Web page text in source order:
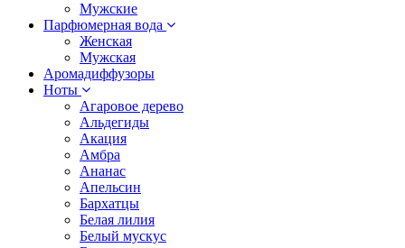
Мужские
Парфюмерная вода
Женская
Мужская
Аромадиффузоры
Ноты
Агаровое дерево
Альдегиды
Акация
Амбра
Ананас
Апельсин
Бархатцы
Белая лилия
Белый мускус